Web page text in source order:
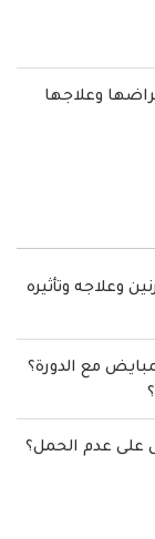
وعلاجها
وعلاجه وتأثيره
مع الدورة؟
على عدم الحمل؟